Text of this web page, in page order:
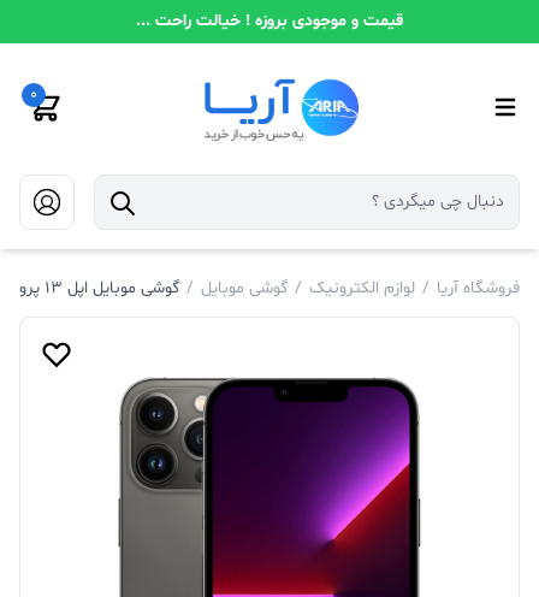
قیمت و موجودی بروزه ! خیالت راحت ...
0
فروشگاه آریا / لوازم الکترونیک / گوشی موبایل / گوشی موبایل اپل 13 پرو مکس 5G حافظه 256 رم 6 گیگابایت (NOT ACTIVIE) TH/A تک سیم (A2644)